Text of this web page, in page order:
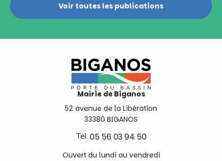
Voir toutes les publications
Mairie de Biganos
52 avenue de la Libération
33380 BIGANOS
Tel. 05 56 03 94 50
Ouvert du lundi au vendredi